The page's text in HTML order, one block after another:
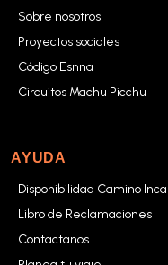
Sobre nosotros
Proyectos sociales
Código Esnna
Circuitos Machu Picchu
AYUDA
Disponibilidad Camino Inca
Libro de Reclamaciones
Contactanos